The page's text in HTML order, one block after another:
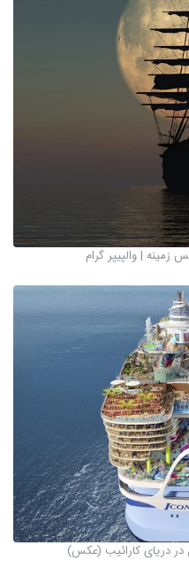
| والپیپر گرام
دریای کارائیب (عکس)